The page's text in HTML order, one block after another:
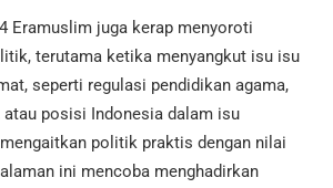
Eramuslim juga kerap menyoroti
terutama ketika menyangkut isu isu
seperti regulasi pendidikan agama,
atau posisi Indonesia dalam isu
politik praktis dengan nilai
ini mencoba menghadirkan